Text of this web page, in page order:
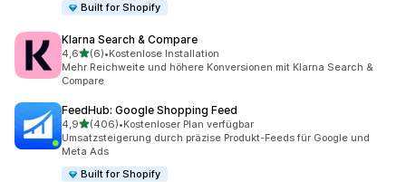
Built for Shopify
Klarna Search & Compare
4,6von 5 Sternen
(6)
6 Rezensionen insgesamt
•Kostenlose Installation
Mehr Reichweite und höhere Konversionen mit Klarna Search &
Compare
FeedHub: Google Shopping Feed
4,9von 5 Sternen
(406)
406 Rezensionen insgesamt
•Kostenloser Plan verfügbar
Umsatzsteigerung durch präzise Produkt-Feeds für Google und
Meta Ads
Built for Shopify